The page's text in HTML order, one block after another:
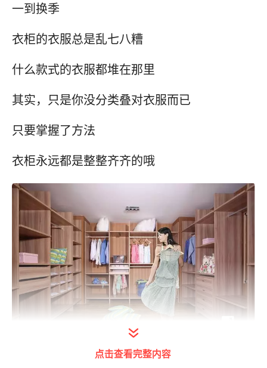
一到换季
衣柜的衣服总是乱七八糟
什么款式的衣服都堆在那里
其实，只是你没分类叠对衣服而已
只要掌握了方法
衣柜永远都是整整齐齐的哦
一、基本衣物折叠法点击查看完整内容